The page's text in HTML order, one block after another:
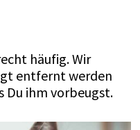
häufig. Wir
entfernt werden
Du ihm vorbeugst.